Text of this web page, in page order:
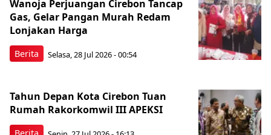
Berita
Wanoja Perjuangan Cirebon Tancap
Gas, Gelar Pangan Murah Redam
Lonjakan Harga
Selasa, 28 Jul 2026 - 00:54
Tahun Depan Kota Cirebon Tuan
Rumah Rakorkomwil III APEKSI